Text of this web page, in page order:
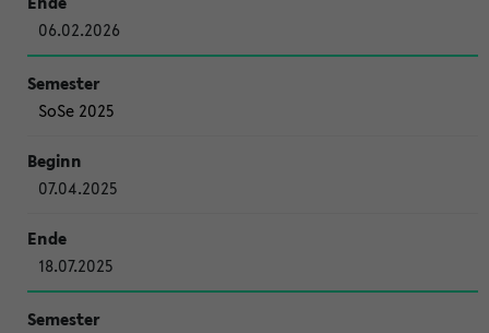
06.02.2026
SoSe 2025
07.04.2025
18.07.2025